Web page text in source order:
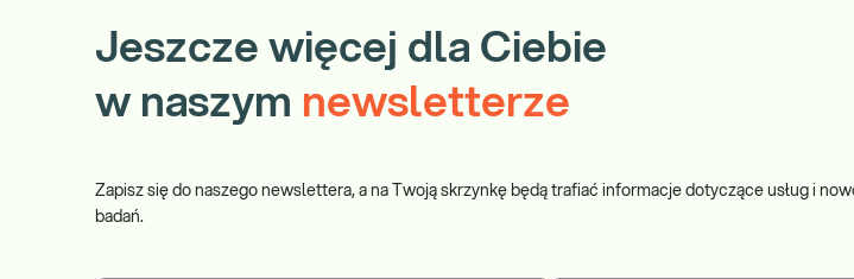
Jeszcze więcej dla Ciebie
w naszym newsletterze
Zapisz się do naszego newslettera, a na Twoją skrzynkę będą trafiać informacje dotyczące usług i
badań.